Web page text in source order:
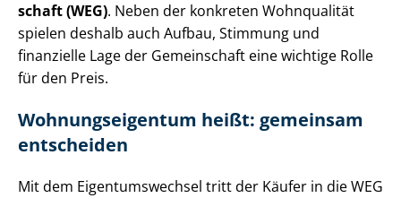
schaft (WEG). Neben der konkreten Wohnqualität
spielen deshalb auch Aufbau, Stimmung und
finanzielle Lage der Gemeinschaft eine wichtige Rolle
für den Preis.
Woh­nungs­ei­gen­tum heißt: gemeinsam
entscheiden
Mit dem Ei­gen­tums­wech­sel tritt der Käufer in die WEG